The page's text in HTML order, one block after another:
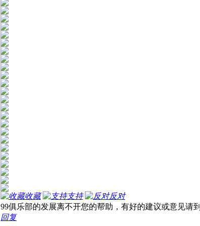
收藏 支持
反对
99俱乐部的发展离不开您的帮助，有好的建议或意见请到
回复